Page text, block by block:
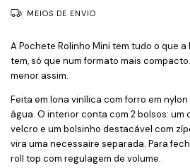
MEIOS DE ENVIO
A Pochete Rolinho Mini tem tudo o que
tem, só que num formato mais
menor assim.
Feita em lona vinílica com forro em
água. O interior conta com 2 bolsos: um
velcro e um bolsinho destacável com
vira uma necessaire separada. Para
roll top com regulagem de volume.